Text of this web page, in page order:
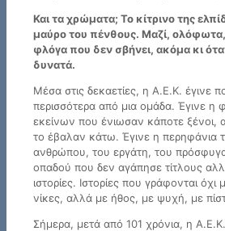
Και τα χρώματα; Το κίτρινο της
μαύρο του πένθους. Μαζί,
φλόγα που δεν σβήνει, ακόμα κι
δυνατά.
Μέσα στις δεκαετίες, η Α.Ε.Κ. έγινε
περισσότερα από μια ομάδα. Έγινε η
εκείνων που ένιωσαν κάποτε ξένοι,
το έβαλαν κάτω. Έγινε η περηφάνια
ανθρώπου, του εργάτη, του
οπαδού που δεν αγάπησε τίτλους
ιστορίες. Ιστορίες που γράφονται όχι
νίκες, αλλά με ήθος, με ψυχή, με
Σήμερα, μετά από 101 χρόνια, η Α.Ε.Κ.